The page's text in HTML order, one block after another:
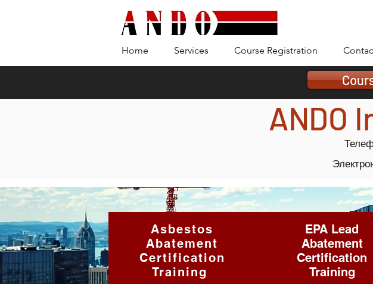
Home Services Course Registration
ANDO
Asbestos
Abatement
Certification
Training
EPA Lead
Abatement
Certification
Training